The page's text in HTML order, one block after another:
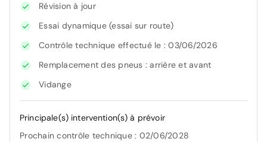
Révision à jour
Essai dynamique (essai sur route)
Contrôle technique effectué le : 03/06/2026
Remplacement des pneus : arrière et avant
Vidange
Principale(s) intervention(s) à prévoir
Prochain contrôle technique : 02/06/2028